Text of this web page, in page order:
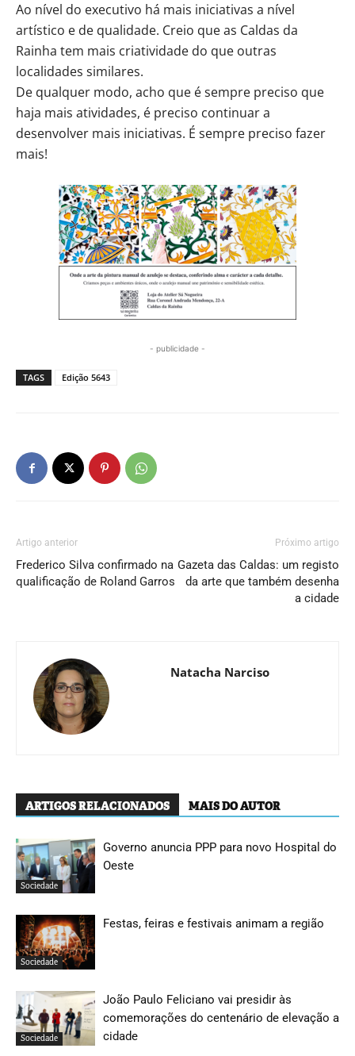
Ao nível do executivo há mais iniciativas a nível
artístico e de qualidade. Creio que as Caldas da
Rainha tem mais criatividade do que outras
localidades similares.
De qualquer modo, acho que é sempre preciso que
haja mais atividades, é preciso continuar a
desenvolver mais iniciativas. É sempre preciso fazer
mais!
- publicidade -
TAGS Edição 5643
Artigo anterior
Frederico Silva confirmado na
qualificação de Roland Garros
Próximo artigo
Gazeta das Caldas: um registo
da arte que também desenha
a cidade
Natacha Narciso
ARTIGOS RELACIONADOS MAIS DO AUTOR
Sociedade
Governo anuncia PPP para novo Hospital do
Oeste
Sociedade
Festas, feiras e festivais animam a região
Sociedade
João Paulo Feliciano vai presidir às
comemorações do centenário de elevação a
cidade